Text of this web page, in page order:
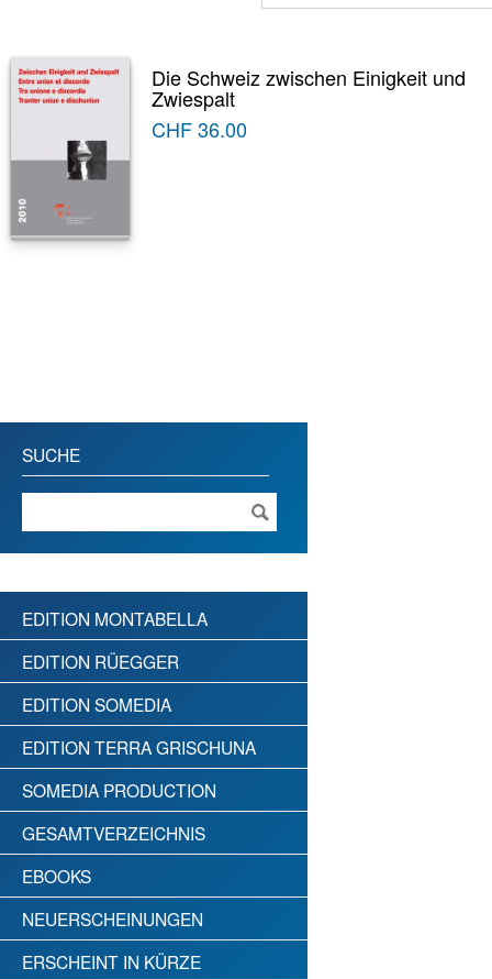
Die Schweiz zwischen Einigkeit und
Zwiespalt
CHF36.00
SUCHE
EDITION MONTABELLA
EDITION RÜEGGER
EDITION SOMEDIA
EDITION TERRA GRISCHUNA
SOMEDIA PRODUCTION
GESAMTVERZEICHNIS
EBOOKS
NEUERSCHEINUNGEN
ERSCHEINT IN KÜRZE